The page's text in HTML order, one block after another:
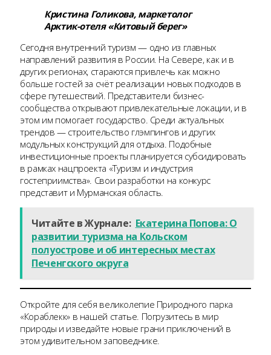
Кристина Голикова, маркетолог
Арктик-отеля «Китовый берег»
Сегодня внутренний туризм — одно из главных
направлений развития в России. На Севере, как и в
других регионах, стараются привлечь как можно
больше гостей за счёт реализации новых подходов в
сфере путешествий. Представители бизнес-
сообщества открывают привлекательные локации, и в
этом им помогает государство. Среди актуальных
трендов — строительство глэмпингов и других
модульных конструкций для отдыха. Подобные
инвестиционные проекты планируется субсидировать
в рамках нацпроекта «Туризм и индустрия
гостеприимства». Свои разработки на конкурс
представит и Мурманская область.
Читайте в Журнале: Екатерина Попова: О
развитии туризма на Кольском
полуострове и об интересных местах
Печенгского округа
Откройте для себя великолепие Природного парка
«Кораблекк» в нашей статье. Погрузитесь в мир
природы и изведайте новые грани приключений в
этом удивительном заповеднике.